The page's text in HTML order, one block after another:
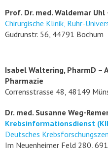
Prof. Dr. med. Waldemar Uhl
Chirurgische Klinik, Ruhr-
Gudrunstr. 56, 44791 Bochum
Isabel Waltering, PharmD –
Pharmazie
Corrensstrasse 48, 48149
Dr. med. Susanne Weg-
Krebsinformationsdienst
Deutsches
Im Neuenheimer Feld 280,